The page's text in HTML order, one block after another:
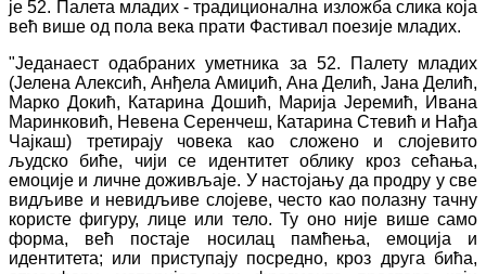
је 52. Палета младих - традиционална изложба слика која
већ више од пола века прати Фастивал поезије младих.
"Једанаест одабраних уметника за 52. Палету младих
(Јелена Алексић, Анђела Амиџић, Ана Делић, Јана Делић,
Марко Докић, Катарина Дошић, Марија Јеремић, Ивана
Маринковић, Невена Серенчеш, Катарина Стевић и Нађа
Чајкаш) третирају човека као сложено и слојевито
људско биће, чији се идентитет облику кроз сећања,
емоције и личне доживљаје. У настојању да продру у све
видљиве и невидљиве слојеве, често као полазну тачну
користе фигуру, лице или тело. Ту оно није више само
форма, већ постаје носилац памћења, емоција и
идентитета; или приступају посредно, кроз друга бића,